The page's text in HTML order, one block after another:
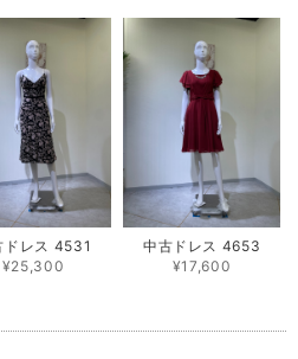
ドレス 4531
¥25,300
中古ドレス 4653
¥17,600